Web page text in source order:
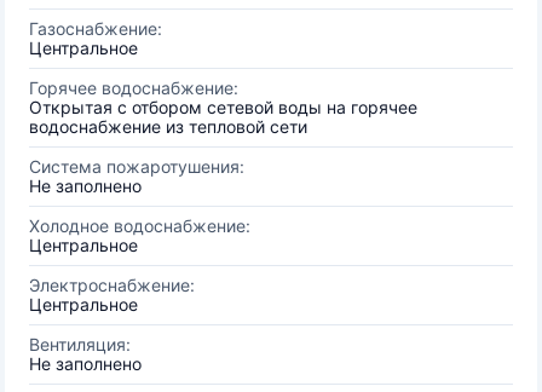
Газоснабжение:
Центральное
Горячее водоснабжение:
Открытая с отбором сетевой воды на горячее
водоснабжение из тепловой сети
Система пожаротушения:
Не заполнено
Холодное водоснабжение:
Центральное
Электроснабжение:
Центральное
Вентиляция:
Не заполнено